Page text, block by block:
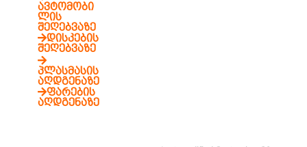
ავტომობი
ლის
შეღებვაზე
დისკების
შეღებვაზე
პლასმასის
აღდგენაზე
ფარების
აღდგენაზე